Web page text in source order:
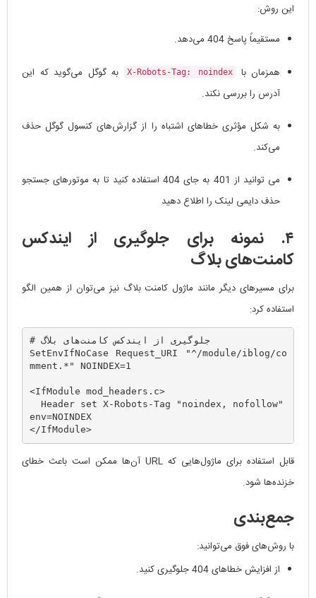
این روش:
مستقیماً پاسخ 404 می‌دهد.
همزمان با X-Robots-Tag: noindex
به گوگل می‌گوید که این
آدرس را بررسی نکند.
به شکل مؤثری خطاهای اشتباه را از گزارش‌های کنسول گوگل حذف
می‌کند.
می توانید از 401 به جای 404 استفاده کنید تا به موتورهای جستجو
حذف دایمی لینک را اطلاع دهید
۴. نمونه برای جلوگیری از ایندکس
کامنت‌های بلاگ
برای مسیرهای دیگر مانند ماژول کامنت بلاگ نیز می‌توان از همین الگو
استفاده کرد:
# جلوگیری از ایندکس کامنت‌های بلاگ
SetEnvIfNoCase Request_URI "^/module/iblog/co
mment.*" NOINDEX=1
<IfModule mod_headers.c>
env=NOINDEX
</IfModule>
قابل استفاده برای ماژول‌هایی که URL آن‌ها ممکن است باعث خطای
خزنده‌ها شود.
جمع‌بندی
با روش‌های فوق می‌توانید:
از افزایش خطاهای 404 جلوگیری کنید.